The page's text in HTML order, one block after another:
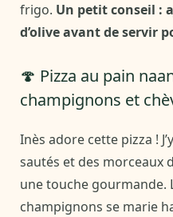
frigo. Un petit conseil :
d’olive avant de servir
🍄 Pizza au pain
champignons et
Inès adore cette pizza !
sautés et des morceaux
une touche gourmande.
champignons se marie